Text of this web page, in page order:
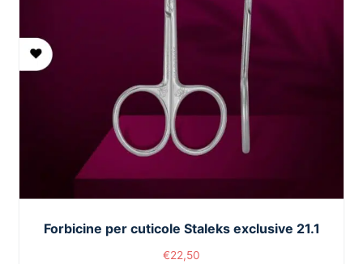
Forbicine per cuticole Staleks exclusive 21.1
€22,50